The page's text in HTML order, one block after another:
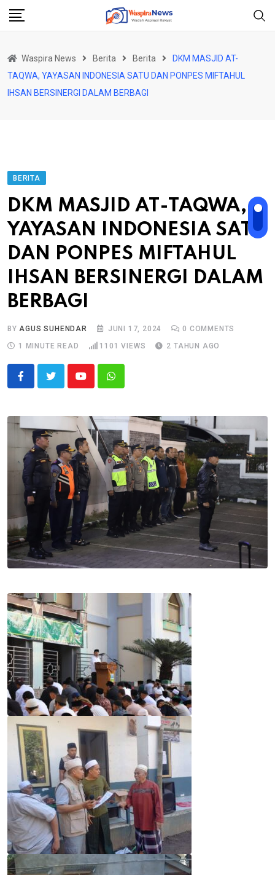
Skip
Waspira News Berita Berita
DKM MASJID AT-
TAQWA, YAYASAN INDONESIA SATU DAN PONPES MIFTAHUL
IHSAN BERSINERGI DALAM BERBAGI
BERITA
DKM MASJID AT-TAQWA,
YAYASAN INDONESIA SATU
DAN PONPES MIFTAHUL
IHSAN BERSINERGI DALAM
BERBAGI
BYAGUS SUHENDAR JUNI 17, 2024 0 COMMENTS
1 MINUTE READ
1101 VIEWS 2 TAHUN AGO
YoutubeWhatsapp